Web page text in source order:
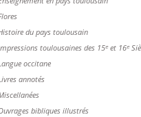
du pays toulousain
toulousaines des 15ᵉ et 16ᵉ
occitane
annotés
bibliques illustrés